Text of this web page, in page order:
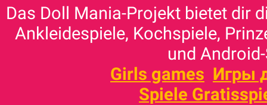
Das Doll Mania-Projekt bietet dir
Ankleidespiele, Kochspiele,
und
Girls games Игры
Spiele